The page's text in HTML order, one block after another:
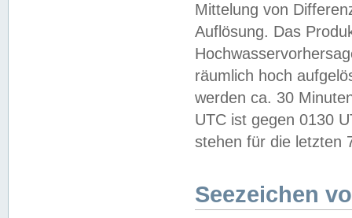
Mittelung von
Auflösung. Das
räumlich hoch
werden ca. 30
UTC ist gegen 0130
stehen für die letzten
Seezeichen